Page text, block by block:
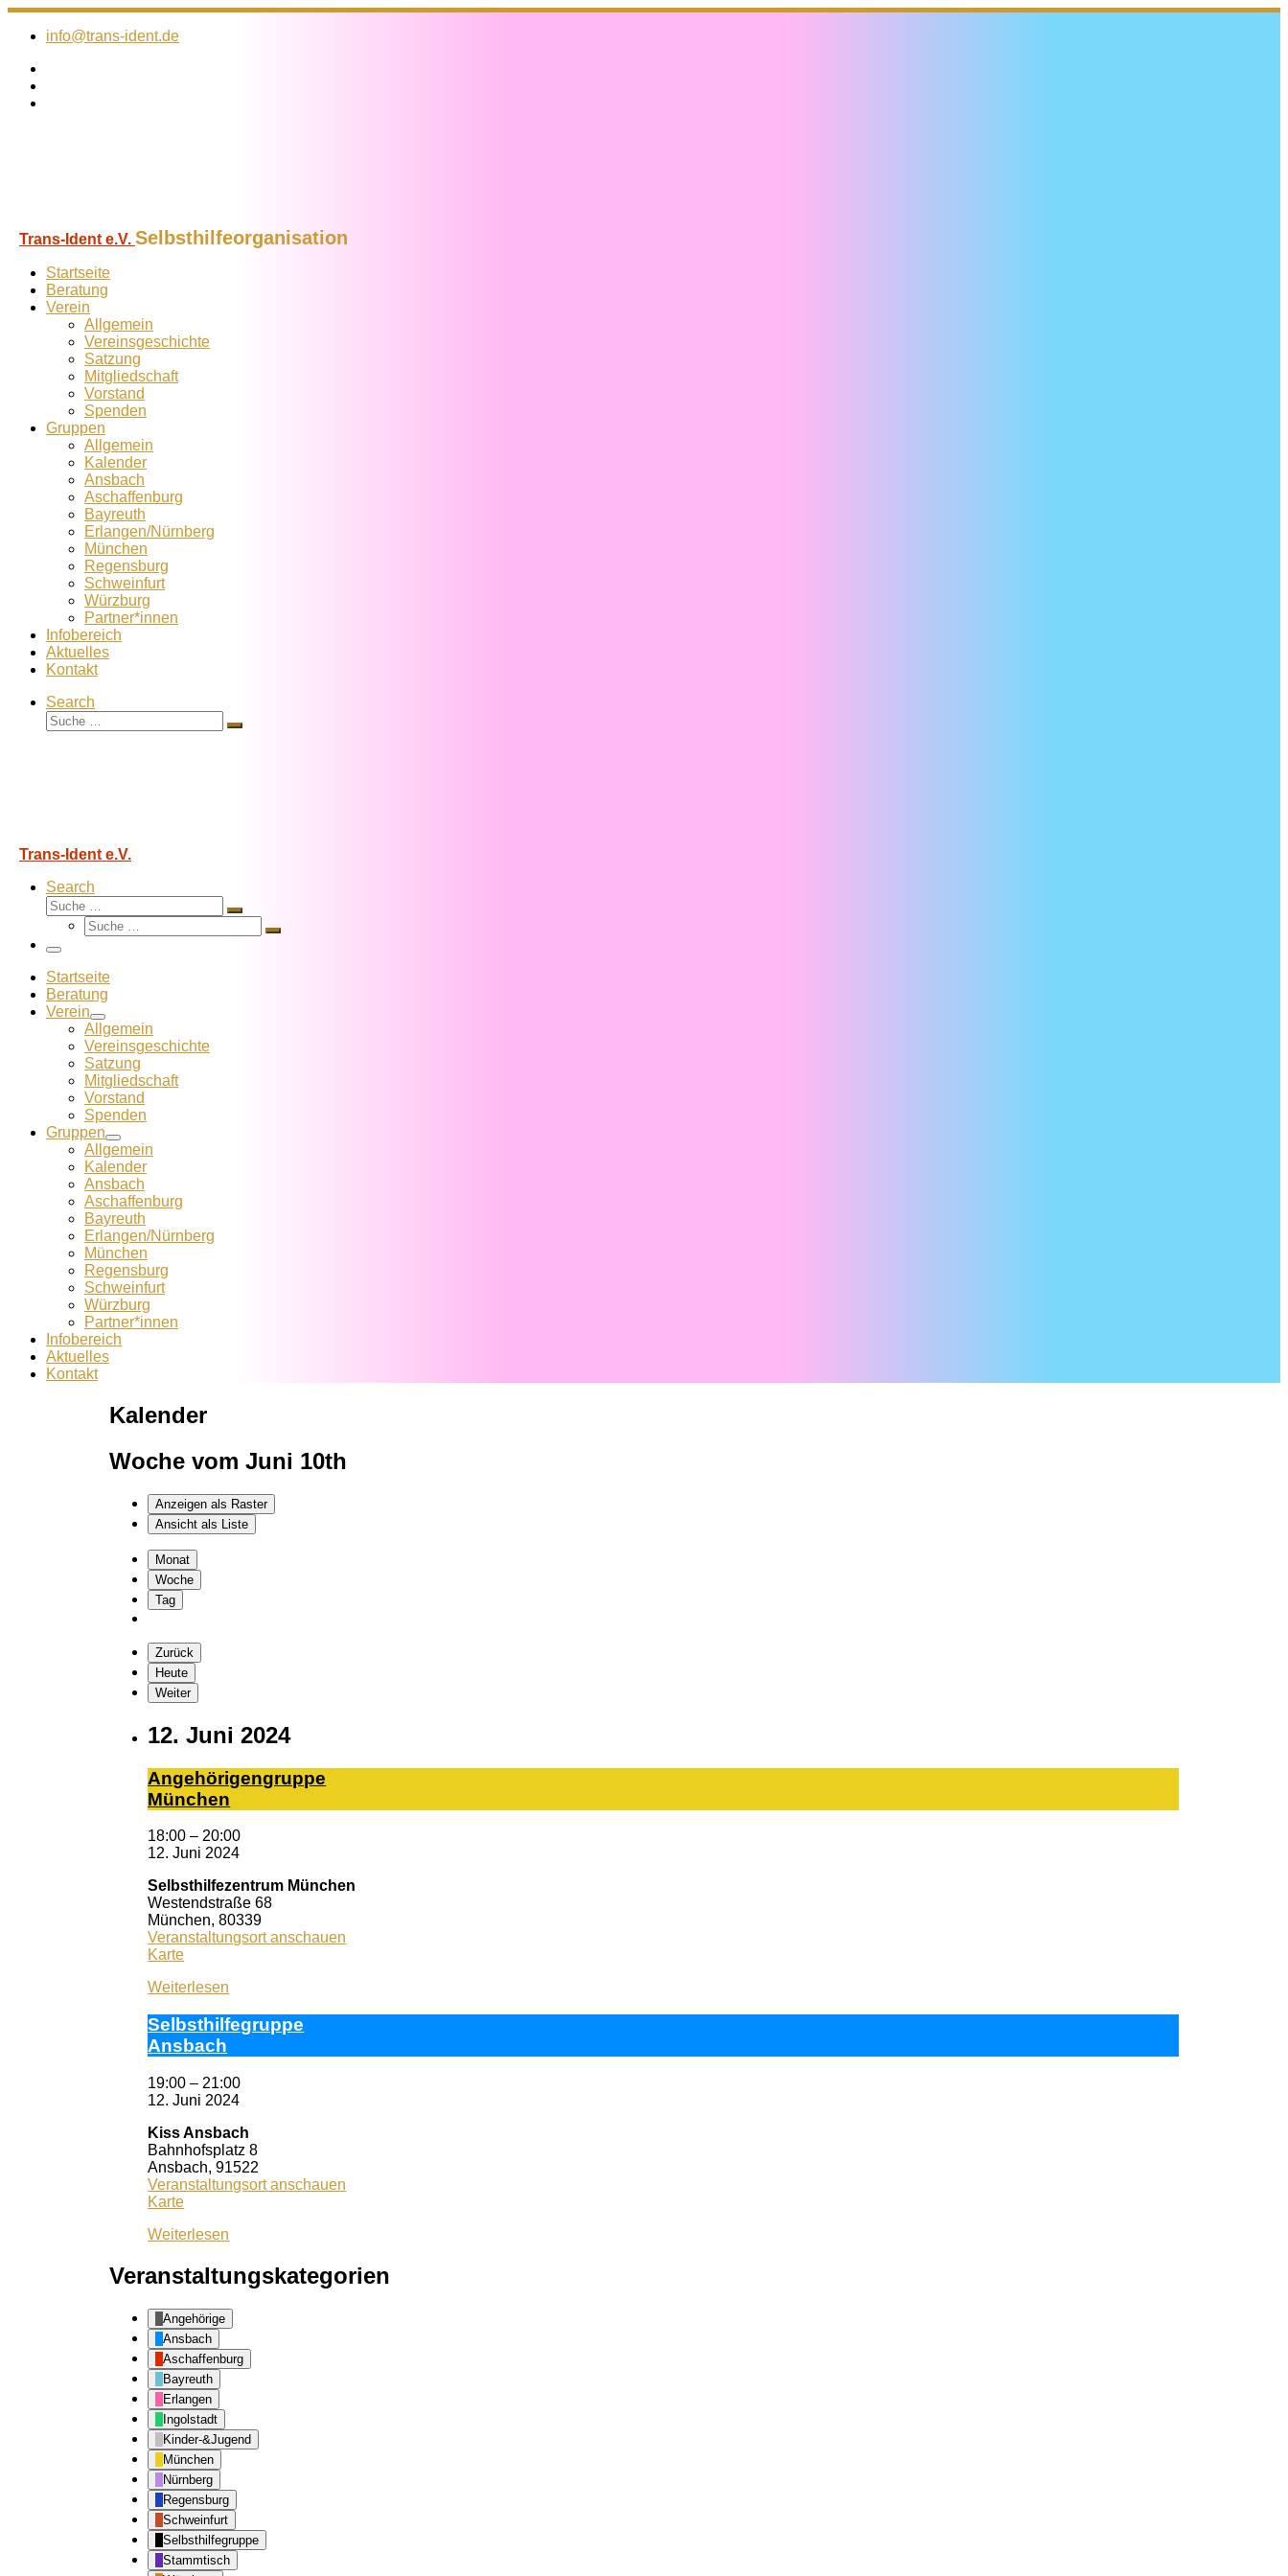
Zum
Inhalt
info@trans-ident.de
Trans-Ident e.V. Selbsthilfeorganisation
Startseite
Beratung
Verein
Allgemein
Vereins­geschichte
Satzung
Mitglied­schaft
Vorstand
Spenden
Gruppen
Allgemein
Kalender
Ansbach
Aschaffenburg
Bayreuth
Erlangen/Nürnberg
München
Regensburg
Schweinfurt
Würzburg
Partner*innen
Infobereich
Aktuelles
Kontakt
Search
Suche
Suche
Trans-Ident e.V.
Search
Suche
Suche
Suche
Suche
Menü
Startseite
Beratung
Verein
Allgemein
Vereins­geschichte
Satzung
Mitglied­schaft
Vorstand
Spenden
Gruppen
Allgemein
Kalender
Ansbach
Aschaffenburg
Bayreuth
Erlangen/Nürnberg
München
Regensburg
Schweinfurt
Würzburg
Partner*innen
Infobereich
Aktuelles
Kontakt
Kalender
Woche vom Juni 10th
Anzeigen als Raster
Ansicht als Liste
Monat
Woche
Tag
Zurück
Heute
Weiter
12. Juni 2024
An­ge­hö­ri­gen­grup­pe
Mün­chen
18:00 – 20:00
12. Juni 2024
Selbsthilfezentrum München
Westendstraße 68
München,80339
Veranstaltungsort anschauen
KarteSelbsthilfezentrum
Weiterlesen
Selbst­hil­fe­grup­pe
Ans­bach
19:00 – 21:00
12. Juni 2024
Kiss Ansbach
Bahnhofsplatz 8
Ansbach,91522
Veranstaltungsort anschauen
KarteKiss
Weiterlesen
Veranstaltungskategorien
Angehörige
Ansbach
Aschaffenburg
Bayreuth
Erlangen
Ingolstadt
Kinder-&Jugend
München
Nürnberg
Regensburg
Schweinfurt
Selbsthilfegruppe
Stammtisch